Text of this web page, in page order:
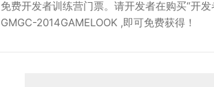
免费开发者训练营门票。请开发者在购买“开
GMGC-2014GAMELOOK ,即可免费获得！